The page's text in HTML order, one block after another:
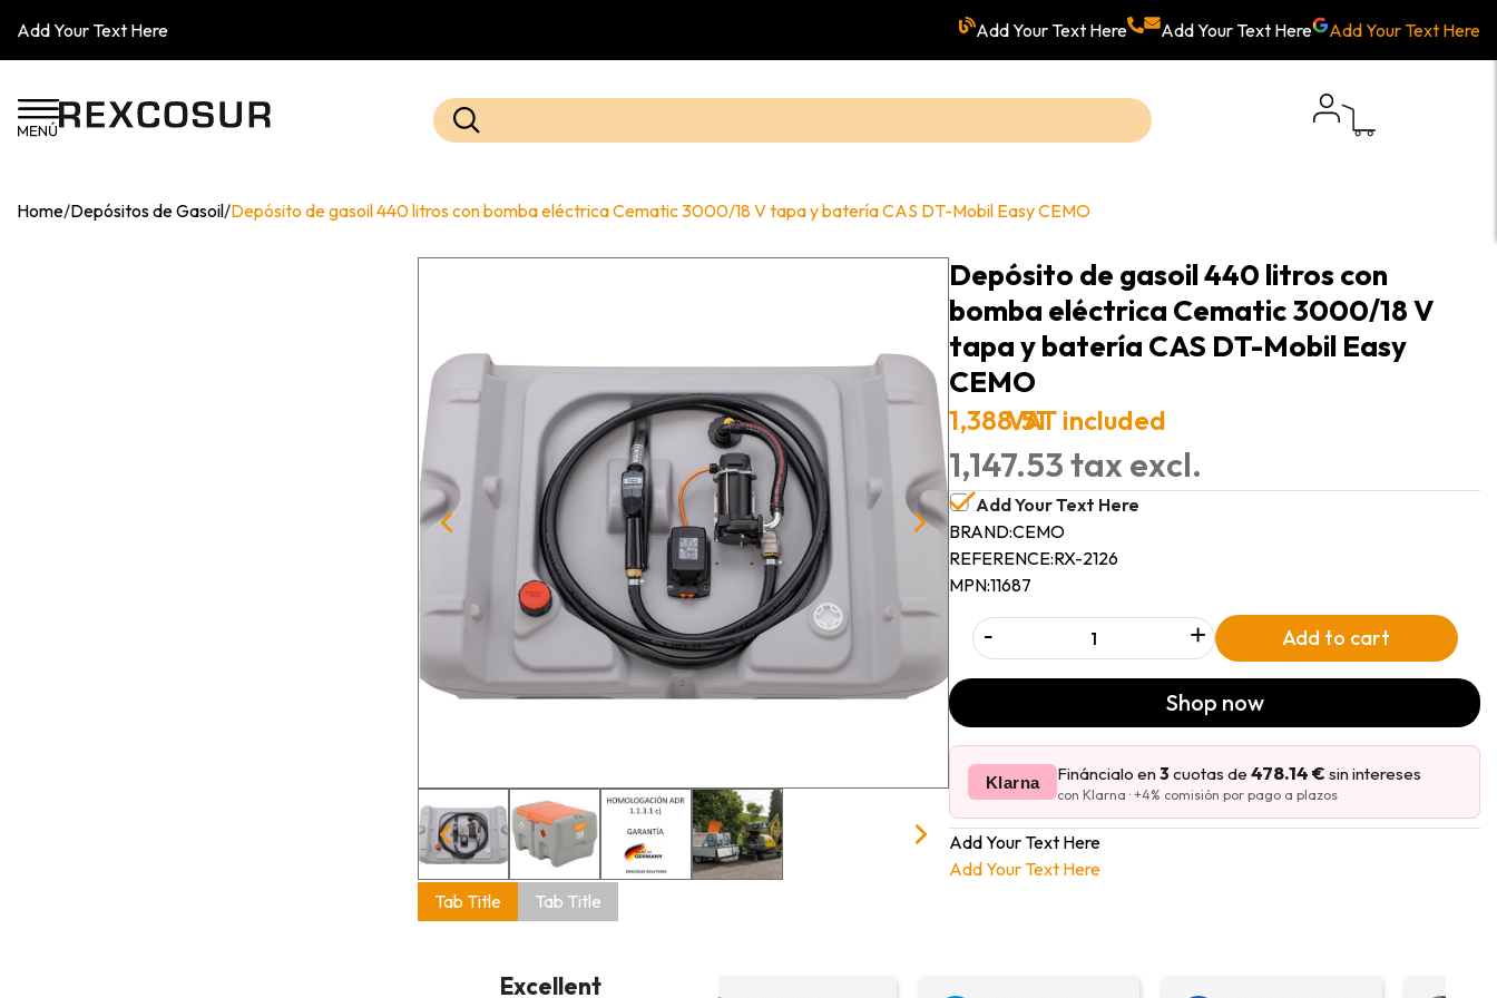
Add Your Text Here Add Your Text Here Add Your Text Here Add Your Text Here
Home/Depósitos de Gasoil/Depósito de gasoil 440 litros con bomba eléctrica Cematic 3000/18 V tapa y batería CAS DT-Mobil Easy CEMO
Depósito de gasoil 440 litros con
bomba eléctrica Cematic 3000/18 V
tapa y batería CAS DT-Mobil Easy
CEMO
1,388.51VAT included
1,147.53 tax excl.
Add Your Text Here
BRAND:CEMO
REFERENCE:RX-2126
MPN:11687
- + Add to cart
Shop now
Klarna Fináncialo en3 cuotas de 478.14 € sin intereses
con Klarna · +4% comisión por pago a plazos
Add Your Text Here
Add Your Text Here
Tab Title
Tab Title
Excellent